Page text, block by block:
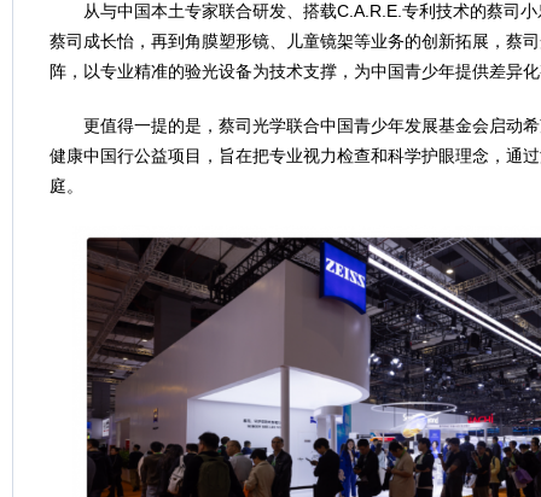
从与中国本土专家联合研发、搭载C.A.R.E.专利技术的蔡司
蔡司成长怡，再到角膜塑形镜、儿童镜架等业务的创新拓展，蔡
阵，以专业精准的验光设备为技术支撑，为中国青少年提供差异
更值得一提的是，蔡司光学联合中国青少年发展基金会启动希
健康中国行公益项目，旨在把专业视力检查和科学护眼理念，通
庭。